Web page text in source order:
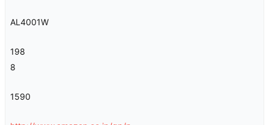
AL4001W
198
8
1590